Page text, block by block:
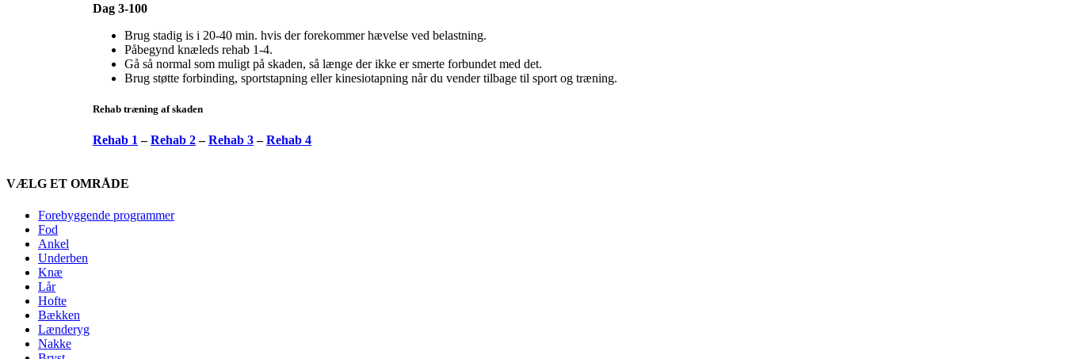
Dag 3-100
Brug stadig is i 20-40 min. hvis der forekommer hævelse ved belastning.
Påbegynd knæleds rehab 1-4.
Gå så normal som muligt på skaden, så længe der ikke er smerte forbundet med det.
Brug støtte forbinding, sportstapning eller kinesiotapning når du vender tilbage til sport og træning.
Rehab træning af skaden
Rehab 1 –Rehab 2–Rehab 3–Rehab 4
VÆLG ET OMRÅDE
Forebyggende programmer
Fod
Ankel
Underben
Knæ
Lår
Hofte
Bækken
Lænderyg
Nakke